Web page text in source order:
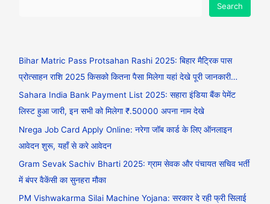
Search
Bihar Matric Pass Protsahan Rashi 2025: बिहार मैट्रिक पास
प्रोत्साहन राशि 2025 किसको कितना पैसा मिलेगा यहां देखे पूरी जानकारी…
Sahara India Bank Payment List 2025: सहारा इंडिया बैंक पेमेंट
लिस्ट हुआ जारी, इन सभी को मिलेगा ₹.50000 अपना नाम देखे
Nrega Job Card Apply Online: नरेगा जॉब कार्ड के लिए ऑनलाइन
आवेदन शुरू, यहाँ से करे आवेदन
Gram Sevak Sachiv Bharti 2025: ग्राम सेवक और पंचायत सचिव भर्ती
में बंपर वैकेंसी का सुनहरा मौका
PM Vishwakarma Silai Machine Yojana: सरकार दे रही फ्री सिलाई